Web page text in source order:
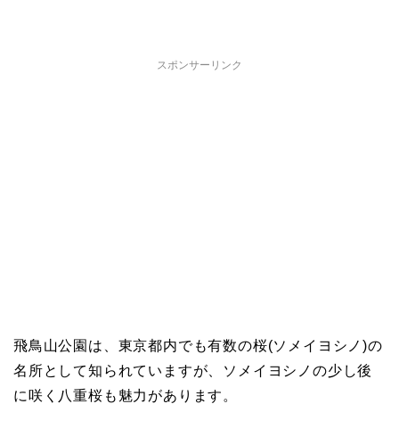
スポンサーリンク
飛鳥山公園は、東京都内でも有数の桜(ソメイヨシノ)の
名所として知られていますが、ソメイヨシノの少し後
に咲く八重桜も魅力があります。